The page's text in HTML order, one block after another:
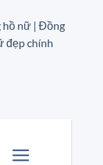
hồ nữ | Đồng
đẹp chính